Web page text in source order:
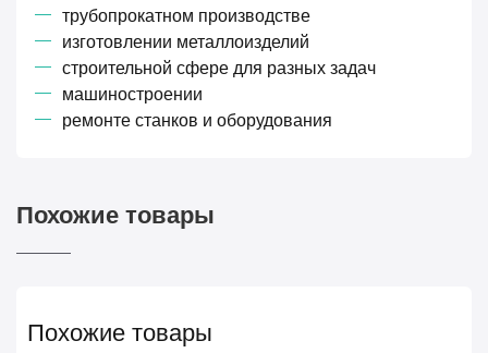
трубопрокатном производстве
изготовлении металлоизделий
строительной сфере для разных задач
машиностроении
ремонте станков и оборудования
Похожие товары
Похожие товары